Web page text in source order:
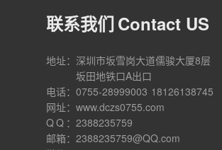
联系我们 Contact US
地址： 深圳市坂雪岗大道儒骏大厦8层
坂田地铁口A出口
电话：0755-28999003 18126138745
网址：www.dczs0755.com
QQ ：2388235759
邮箱：2388235759@QQ.com